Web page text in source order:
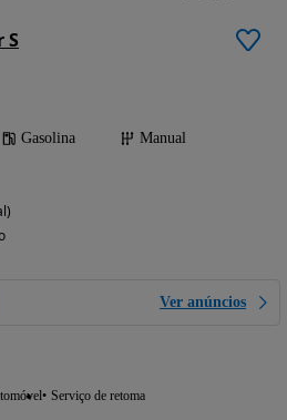
S
Gasolina
Manual
Ver anúncios
Serviço de retoma